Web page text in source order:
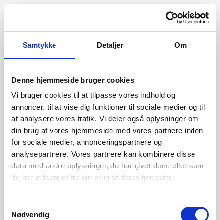
Samtykke Detaljer Om
Denne hjemmeside bruger cookies
Vi bruger cookies til at tilpasse vores indhold og
annoncer, til at vise dig funktioner til sociale medier og til
at analysere vores trafik. Vi deler også oplysninger om
din brug af vores hjemmeside med vores partnere inden
for sociale medier, annonceringspartnere og
analysepartnere. Vores partnere kan kombinere disse
data med andre oplysninger, du har givet dem, eller som
de har indsamlet fra din brug af deres tjenester.
Nødvendig
404